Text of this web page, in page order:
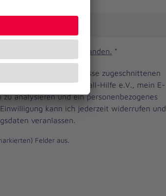
gelesen und verstanden. *
auf meine Bedürfnisse zugeschnittenen
ich der Johanniter-Unfall-Hilfe e.V., mein E-
analysieren und ein personenbezogenes
kann ich jederzeit widerrufen und
veranlassen.
Felder aus.